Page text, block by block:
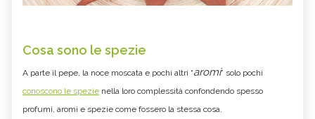
Cosa sono le spezie
A parte il pepe, la noce moscata e pochi altri “aromi” solo pochi
conoscono le spezie nella loro complessità confondendo spesso
profumi, aromi e spezie come fossero la stessa cosa.